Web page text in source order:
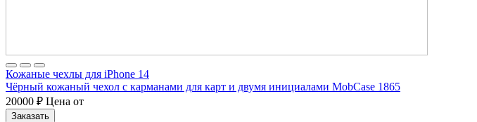
Кожаные чехлы для iPhone 14
Чёрный кожаный чехол с карманами для карт и двумя инициалами MobCase 1865
20000 ₽ Цена от
Заказать